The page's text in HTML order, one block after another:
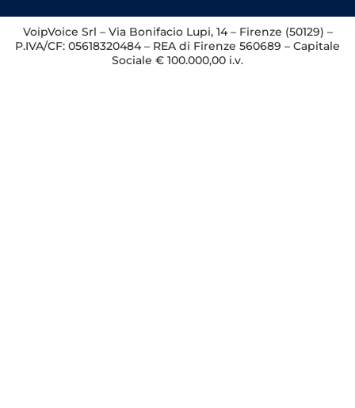
VoipVoice Srl – Via Bonifacio Lupi, 14 – Firenze (50129) –
P.IVA/CF: 05618320484 – REA di Firenze 560689 – Capitale
Sociale € 100.000,00 i.v.